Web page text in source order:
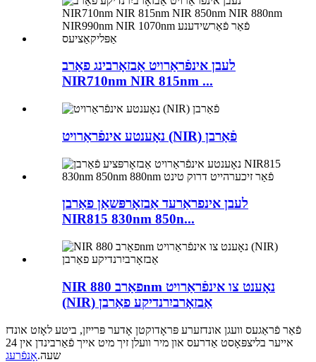
לעבן אינפֿראַרויט אַבזאָרבינג פאַרב
NIR710nm NIR 815nm ...
נאָענטע אינפֿראַרויט (NIR) פֿאַרבן
לעבן אינפראַרעד אַבזאָרפּשאַן פאַרבן
NIR815 830nm 850n...
NIR פאַרב 880nm נאָענט צו אינפֿראַרויט
(NIR) אַבזאָרביִרנדיקע פאַרבן
פֿאַר פֿראַגעס וועגן אונדזערע פּראָדוקטן אָדער פּרייזן, ביטע לאָזט אונדז
אייער בליצפּאָסט אַדרעס און מיר וועלן זיך מיט אייך פֿאַרבינדן אין 24
שעה.אָנפֿרעג